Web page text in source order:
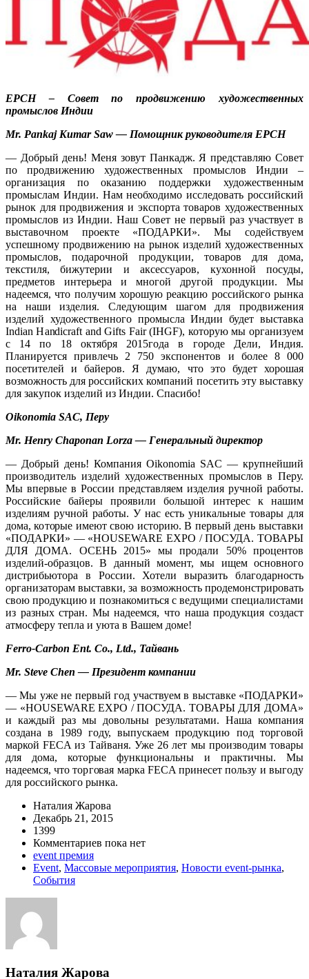
EPCH – Совет по продвижению художественных
промыслов Индии
Mr. Pankaj Kumar Saw — Помощник руководителя EPCH
— Добрый день! Меня зовут Панкадж. Я представляю Совет
по продвижению художественных промыслов Индии –
организация по оказанию поддержки художественным
промыслам Индии. Нам необходимо исследовать российский
рынок для продвижения и экспорта товаров художественных
промыслов из Индии. Наш Совет не первый раз участвует в
выставочном проекте «ПОДАРКИ». Мы содействуем
успешному продвижению на рынок изделий художественных
промыслов, подарочной продукции, товаров для дома,
текстиля, бижутерии и аксессуаров, кухонной посуды,
предметов интерьера и многой другой продукции. Мы
надеемся, что получим хорошую реакцию российского рынка
на наши изделия. Следующим шагом для продвижения
изделий художественного промысла Индии будет выставка
Indian Handicraft and Gifts Fair (IHGF), которую мы организуем
с 14 по 18 октября 2015года в городе Дели, Индия.
Планируется привлечь 2 750 экспонентов и более 8 000
посетителей и байеров. Я думаю, что это будет хорошая
возможность для российских компаний посетить эту выставку
для закупок изделий из Индии. Спасибо!
Oikonomia SAC, Перу
Mr. Henry Chaponan Lorza — Генеральный директор
— Добрый день! Компания Oikonomia SAC — крупнейший
производитель изделий художественных промыслов в Перу.
Мы впервые в России представляем изделия ручной работы.
Российские байеры проявили большой интерес к нашим
изделиям ручной работы. У нас есть уникальные товары для
дома, которые имеют свою историю. В первый день выставки
«ПОДАРКИ» — «HOUSEWARE EXPO / ПОСУДА. ТОВАРЫ
ДЛЯ ДОМА. ОСЕНЬ 2015» мы продали 50% процентов
изделий-образцов. В данный момент, мы ищем основного
дистрибьютора в России. Хотели выразить благодарность
организаторам выставки, за возможность продемонстрировать
свою продукцию и познакомиться с ведущими специалистами
из разных стран. Мы надеемся, что наша продукция создаст
атмосферу тепла и уюта в Вашем доме!
Ferro-Carbon Ent. Co., Ltd., Тайвань
Mr. Steve Chen — Президент компании
— Мы уже не первый год участвуем в выставке «ПОДАРКИ»
— «HOUSEWARE EXPO / ПОСУДА. ТОВАРЫ ДЛЯ ДОМА»
и каждый раз мы довольны результатами. Наша компания
создана в 1989 году, выпускаем продукцию под торговой
маркой FECA из Тайваня. Уже 26 лет мы производим товары
для дома, которые функциональны и практичны. Мы
надеемся, что торговая марка FECA принесет пользу и выгоду
для российского рынка.
Наталия Жарова
Декабрь 21, 2015
1399
Комментариев пока нет
event премия
Event, Массовые мероприятия, Новости event-рынка,
События
Наталия Жарова